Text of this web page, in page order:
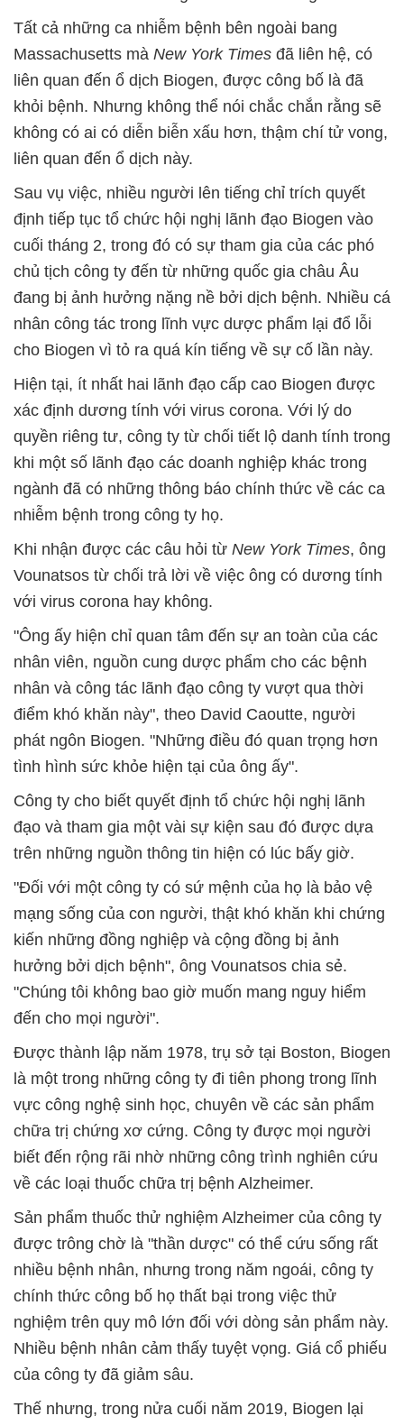
Tất cả những ca nhiễm bệnh bên ngoài bang
Massachusetts mà New York Times đã liên hệ, có
liên quan đến ổ dịch Biogen, được công bố là đã
khỏi bệnh. Nhưng không thể nói chắc chắn rằng sẽ
không có ai có diễn biễn xấu hơn, thậm chí tử vong,
liên quan đến ổ dịch này.
Sau vụ việc, nhiều người lên tiếng chỉ trích quyết
định tiếp tục tổ chức hội nghị lãnh đạo Biogen vào
cuối tháng 2, trong đó có sự tham gia của các phó
chủ tịch công ty đến từ những quốc gia châu Âu
đang bị ảnh hưởng nặng nề bởi dịch bệnh. Nhiều cá
nhân công tác trong lĩnh vực dược phẩm lại đổ lỗi
cho Biogen vì tỏ ra quá kín tiếng về sự cố lần này.
Hiện tại, ít nhất hai lãnh đạo cấp cao Biogen được
xác định dương tính với virus corona. Với lý do
quyền riêng tư, công ty từ chối tiết lộ danh tính trong
khi một số lãnh đạo các doanh nghiệp khác trong
ngành đã có những thông báo chính thức về các ca
nhiễm bệnh trong công ty họ.
Khi nhận được các câu hỏi từ New York Times, ông
Vounatsos từ chối trả lời về việc ông có dương tính
với virus corona hay không.
"Ông ấy hiện chỉ quan tâm đến sự an toàn của các
nhân viên, nguồn cung dược phẩm cho các bệnh
nhân và công tác lãnh đạo công ty vượt qua thời
điểm khó khăn này", theo David Caoutte, người
phát ngôn Biogen. "Những điều đó quan trọng hơn
tình hình sức khỏe hiện tại của ông ấy".
Công ty cho biết quyết định tổ chức hội nghị lãnh
đạo và tham gia một vài sự kiện sau đó được dựa
trên những nguồn thông tin hiện có lúc bấy giờ.
"Đối với một công ty có sứ mệnh của họ là bảo vệ
mạng sống của con người, thật khó khăn khi chứng
kiến những đồng nghiệp và cộng đồng bị ảnh
hưởng bởi dịch bệnh", ông Vounatsos chia sẻ.
"Chúng tôi không bao giờ muốn mang nguy hiểm
đến cho mọi người".
Được thành lập năm 1978, trụ sở tại Boston, Biogen
là một trong những công ty đi tiên phong trong lĩnh
vực công nghệ sinh học, chuyên về các sản phẩm
chữa trị chứng xơ cứng. Công ty được mọi người
biết đến rộng rãi nhờ những công trình nghiên cứu
về các loại thuốc chữa trị bệnh Alzheimer.
Sản phẩm thuốc thử nghiệm Alzheimer của công ty
được trông chờ là "thần dược" có thể cứu sống rất
nhiều bệnh nhân, nhưng trong năm ngoái, công ty
chính thức công bố họ thất bại trong việc thử
nghiệm trên quy mô lớn đối với dòng sản phẩm này.
Nhiều bệnh nhân cảm thấy tuyệt vọng. Giá cổ phiếu
của công ty đã giảm sâu.
Thế nhưng, trong nửa cuối năm 2019, Biogen lại